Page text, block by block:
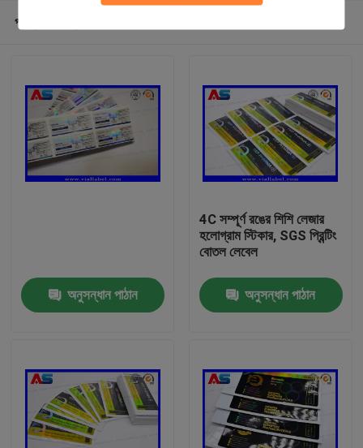
আমাদের সম্পর্কে
প্রস্তাবিত পণ্য
অনুসন্ধান পাঠান
4C সম্পূর্ণ রঙের শিশি লেজার
হলোগ্রাম স্টিকার, SGS প্রিন্টিং
বোতল লেবেল
অনুসন্ধান পাঠান